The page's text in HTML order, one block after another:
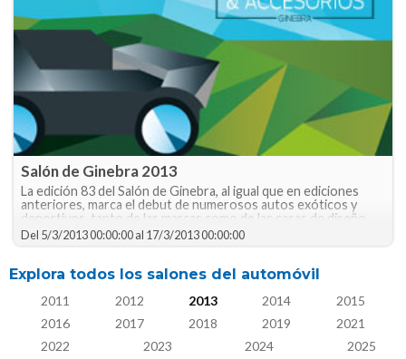
Salón de Ginebra 2013
La edición 83 del Salón de Ginebra, al igual que en ediciones
anteriores, marca el debut de numerosos autos exóticos y
deportivos, tanto de las marcas como de las casas de diseño,
no en vano es el Salón más glamoroso del mundo.
Del 5/3/2013 00:00:00al 17/3/2013 00:00:00
Explora todos los salones del automóvil
2011 2012 2013 2014
2015
2016
2017 2018 2019
2021
2022
2023 2024 2025